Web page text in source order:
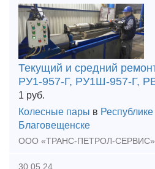
Текущий и средний
РУ1-957-Г, РУ1Ш-957-Г,
1 руб.
Колесные пары в
Благовещенске
30.05.24